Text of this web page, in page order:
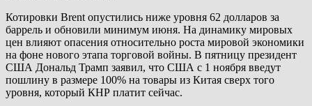
Котировки Brent опустились ниже уровня 62 долларов за
баррель и обновили минимум июня. На динамику мировых
цен влияют опасения относительно роста мировой экономики
на фоне нового этапа торговой войны. В пятницу президент
США Дональд Трамп заявил, что США с 1 ноября введут
пошлину в размере 100% на товары из Китая сверх того
уровня, который КНР платит сейчас.